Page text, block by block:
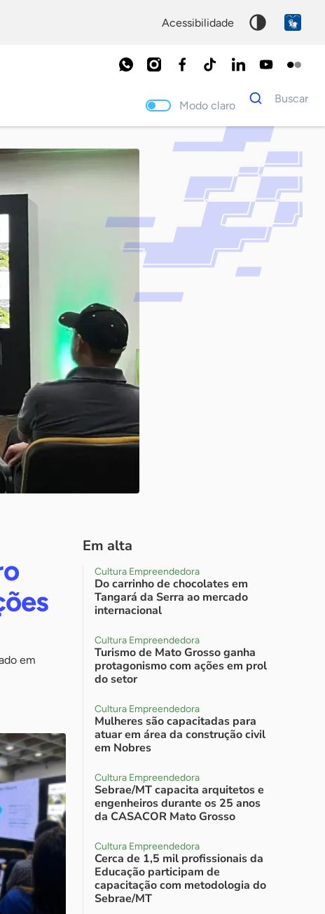
acessibilidade
Modo claro
Dados
para
Buscar
Palavra
chave
em
Em alta
Cultura Empreendedora
Do carrinho de chocolates em
Tangará da Serra ao mercado
internacional
Cultura Empreendedora
Turismo de Mato Grosso ganha
protagonismo com ações em prol
do setor
Cultura Empreendedora
Mulheres são capacitadas para
atuar em área da construção civil
em Nobres
Cultura Empreendedora
Sebrae/MT capacita arquitetos e
engenheiros durante os 25 anos
da CASACOR Mato Grosso
Cultura Empreendedora
Cerca de 1,5 mil profissionais da
Educação participam de
capacitação com metodologia do
Sebrae/MT